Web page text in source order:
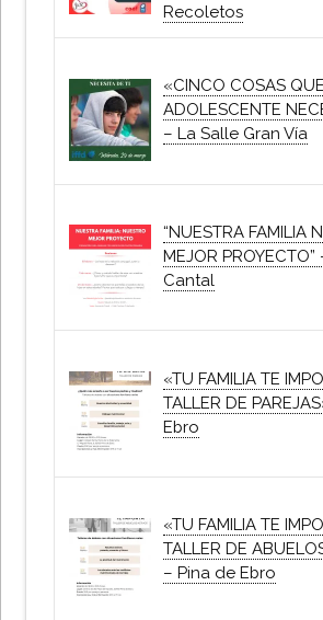
Recoletos
«CINCO COSAS
ADOLESCENTE
– La Salle Gran Vía
“NUESTRA FAMILIA
MEJOR
Cantal
«TU FAMILIA TE
TALLER DE
Ebro
«TU FAMILIA TE
TALLER DE
– Pina de Ebro